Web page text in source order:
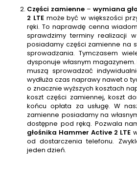
Części zamienne – wymiana
2 LTEmoże być w większości
ręki. To naprawdę cenna
sprawdzimy terminy realizacji
posiadamy części zamienne na
sprowadzania. Tymczasem
dysponuje własnym
muszą sprowadzać
wydłuża czas naprawy nawet o
o znacznie wyższych kosztach
koszt części zamiennej, koszt
końcu opłata za usługę. W
zamienne posiadamy na
dostępne pod ręką. Pozwala
głośnika Hammer Active 2 LTE
od dostarczenia telefonu.
jeden dzień.